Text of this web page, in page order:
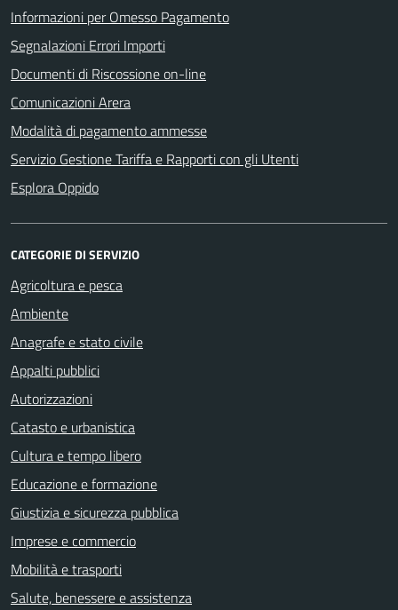
Informazioni per Omesso Pagamento
Segnalazioni Errori Importi
Documenti di Riscossione on-line
Comunicazioni Arera
Modalità di pagamento ammesse
Servizio Gestione Tariffa e Rapporti con gli Utenti
Esplora Oppido
CATEGORIE DI SERVIZIO
Agricoltura e pesca
Ambiente
Anagrafe e stato civile
Appalti pubblici
Autorizzazioni
Catasto e urbanistica
Cultura e tempo libero
Educazione e formazione
Giustizia e sicurezza pubblica
Imprese e commercio
Mobilità e trasporti
Salute, benessere e assistenza